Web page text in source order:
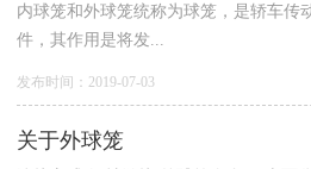
内球笼和外球笼统称为球笼，是轿车传
件，其作用是将发...
发布时间：2019-07-03
关于外球笼